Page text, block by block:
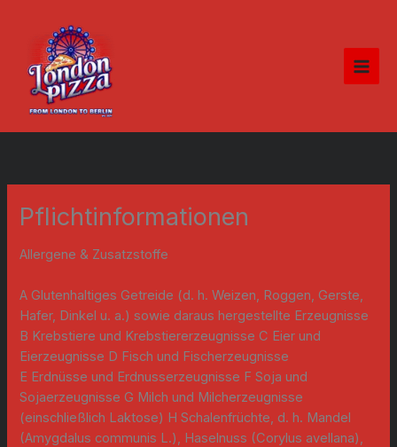
springen
Pflichtinformationen
Allergene & Zusatzstoffe
A Glutenhaltiges Getreide (d. h. Weizen, Roggen, Gerste,
Hafer, Dinkel u. a.) sowie daraus hergestellte Erzeugnisse
B Krebstiere und Krebstiererzeugnisse C Eier und
Eierzeugnisse D Fisch und Fischerzeugnisse
E Erdnüsse und Erdnusserzeugnisse F Soja und
Sojaerzeugnisse G Milch und Milcherzeugnisse
(einschließlich Laktose) H Schalenfrüchte, d. h. Mandel
(Amygdalus communis L.), Haselnuss (Corylus avellana),